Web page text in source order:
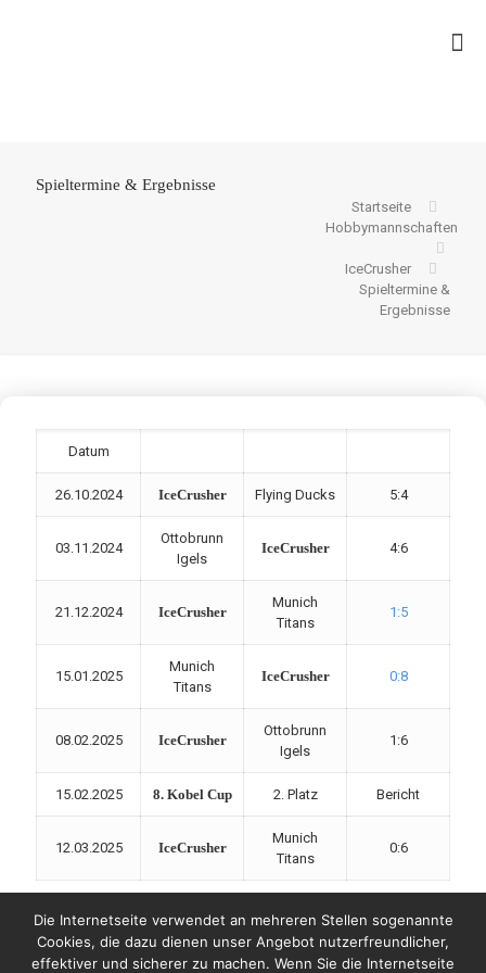
Spieltermine & Ergebnisse
Startseite
Hobbymannschaften
IceCrusher
Spieltermine &
Ergebnisse
Datum
26.10.2024 IceCrusher Flying Ducks 5:4
03.11.2024
Ottobrunn
Igels
IceCrusher 4:6
21.12.2024 IceCrusher
Munich
Titans
1:5
15.01.2025
Munich
Titans
IceCrusher 0:8
08.02.2025 IceCrusher
Ottobrunn
Igels
1:6
15.02.2025 8. Kobel Cup 2. Platz Bericht
12.03.2025 IceCrusher
Munich
Titans
0:6
Die Internetseite verwendet an mehreren Stellen sogenannte
Cookies, die dazu dienen unser Angebot nutzerfreundlicher,
effektiver und sicherer zu machen. Wenn Sie die Internetseite